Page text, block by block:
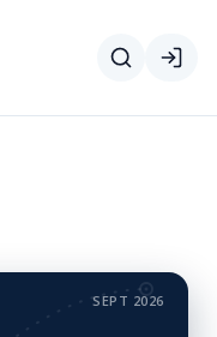
SEPT 2026